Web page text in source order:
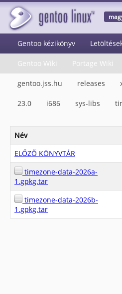
Gentoo kézikönyv
Gentoo Wiki Portage Wiki
gentoo.jss.hu releases
23.0 i686 sys-libs
Név
ELŐZŐ KÖNYVTÁR
timezone-data-2026a-
1.gpkg.tar
timezone-data-2026b-
1.gpkg.tar